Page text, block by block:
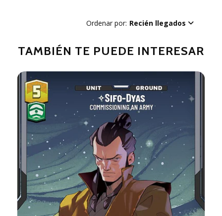
Ordenar por: Recién llegados
TAMBIÉN TE PUEDE INTERESAR